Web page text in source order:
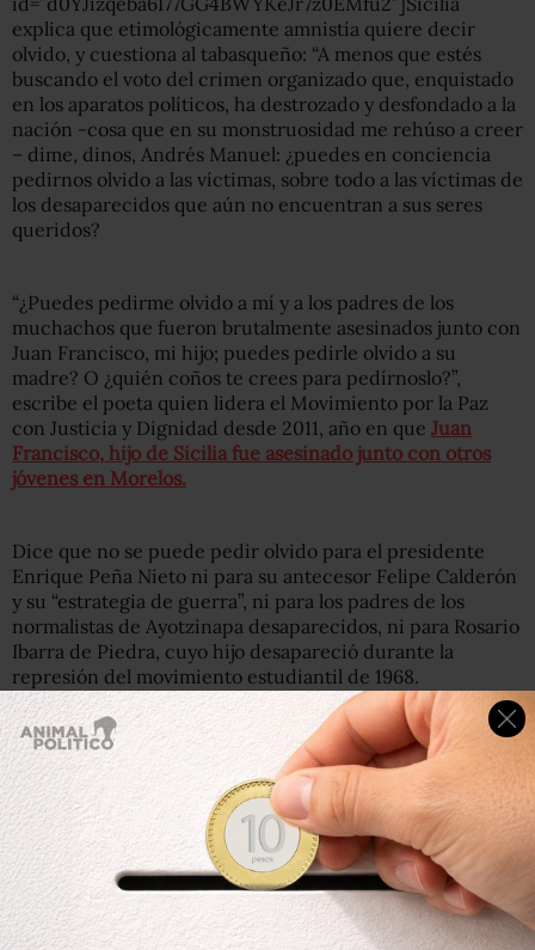
explica que etimológicamente amnistía quiere decir
olvido, y cuestiona al tabasqueño: “A menos que estés
buscando el voto del crimen organizado que, enquistado
en los aparatos políticos, ha destrozado y desfondado a la
nación -cosa que en su monstruosidad me rehúso a creer
– dime, dinos, Andrés Manuel: ¿puedes en conciencia
pedirnos olvido a las víctimas, sobre todo a las víctimas de
los desaparecidos que aún no encuentran a sus seres
queridos?
“¿Puedes pedirme olvido a mí y a los padres de los
muchachos que fueron brutalmente asesinados junto con
Juan Francisco, mi hijo; puedes pedirle olvido a su
madre? O ¿quién coños te crees para pedírnoslo?”,
escribe el poeta quien lidera el Movimiento por la Paz
con Justicia y Dignidad desde 2011, año en que Juan
Francisco, hijo de Sicilia fue asesinado junto con otros
jóvenes en Morelos.
Dice que no se puede pedir olvido para el presidente
Enrique Peña Nieto ni para su antecesor Felipe Calderón
y su “estrategia de guerra”, ni para los padres de los
normalistas de Ayotzinapa desaparecidos, ni para Rosario
Ibarra de Piedra, cuyo hijo desapareció durante la
represión del movimiento estudiantil de 1968.
“Confundes amnistía con el perdón”, dice Sicilia y “no son
lo mismo, Andrés”, expone el poeta en la misiva publicada
en la revista Proceso.